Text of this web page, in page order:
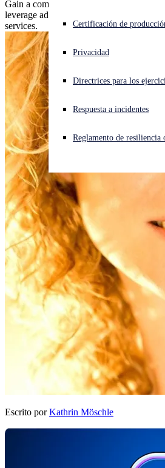
¿Está sufriendo un ciberataque? Obtenga
Iniciar sesión
Open search
Español Open language switcher
Certificación de
Privacidad
Directrices para los
Respuesta a incidentes
Reglamento de resiliencia
Gain a competitive edge with our new
leverage advanced training to enhance
services.
Escrito por Kathrin Möschle